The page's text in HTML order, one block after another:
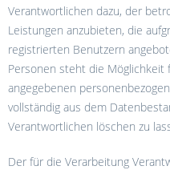
Verantwortlichen dazu, der
Leistungen anzubieten, die
registrierten Benutzern
Personen steht die Möglichkeit
angegebenen
vollständig aus dem
Verantwortlichen löschen zu
Der für die Verarbeitung